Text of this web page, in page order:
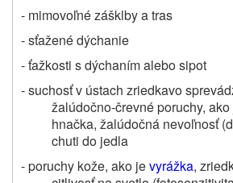
- mimovoľné zášklby a tras
- sťažené dýchanie
- ťažkosti s dýchaním alebo sipot
- suchosť v ústach zriedkavo
žalúdočno-črevné poruchy,
hnačka, žalúdočná nevoľnosť
chuti do jedla
- poruchy kože, ako jevyrážka,